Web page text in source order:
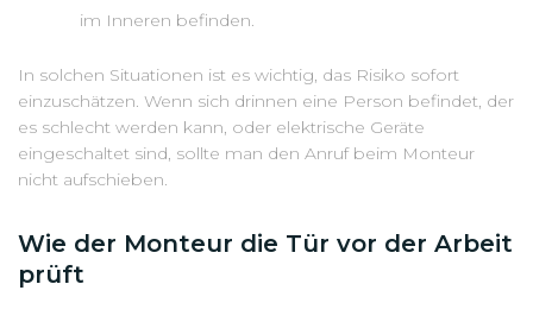
im Inneren befinden.
In solchen Situationen ist es wichtig, das Risiko sofort
einzuschätzen. Wenn sich drinnen eine Person befindet, der
es schlecht werden kann, oder elektrische Geräte
eingeschaltet sind, sollte man den Anruf beim Monteur
nicht aufschieben.
Wie der Monteur die Tür vor der Arbeit
prüft